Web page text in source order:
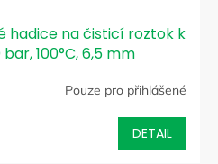
hadice na čisticí roztok k
100°C, 6,5 mm
Pouze pro přihlášené
DETAIL